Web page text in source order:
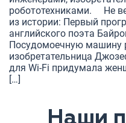
робототехниками. ⠀ Не
из истории: Первый
английского поэта
Посудомоечную машину
изобретательница
для Wi-Fi придумала
[…]
Наши